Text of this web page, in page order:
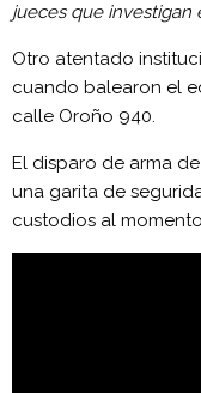
jueces que investigan
Otro atentado
cuando balearon el
calle Oroño 940.
El disparo de arma
una garita de
custodios al